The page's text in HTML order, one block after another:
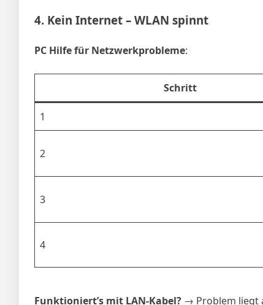
4. Kein Internet – WLAN spinnt
PC Hilfe für Netzwerkprobleme:
Schritt
1
2
3
4
Funktioniert’s mit LAN-Kabel? → Problem liegt